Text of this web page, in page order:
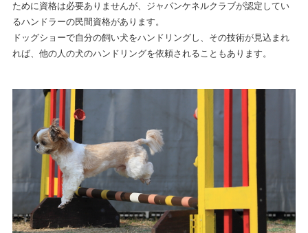
ために資格は必要ありませんが、ジャパンケネルクラブが認定してい
るハンドラーの民間資格があります。
ドッグショーで自分の飼い犬をハンドリングし、その技術が見込まれ
れば、他の人の犬のハンドリングを依頼されることもあります。